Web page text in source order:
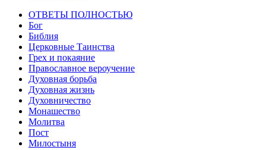
ОТВЕТЫ ПОЛНОСТЬЮ
Бог
Библия
Церковные Таинства
Грех и покаяние
Православное вероучение
Духовная борьба
Духовная жизнь
Духовничество
Монашество
Молитва
Пост
Милостыня